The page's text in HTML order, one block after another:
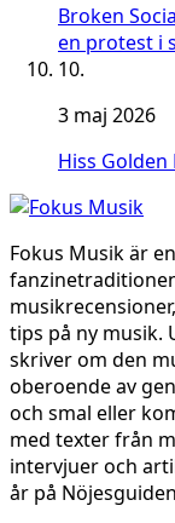
Broken
en protest i
10.
3 maj 2026
Hiss
Fokus Musik är
tips på ny musik.
skriver om den
oberoende av
och smal eller
med texter från
intervjuer och
år på